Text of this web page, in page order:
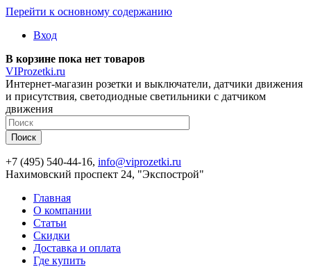
Перейти к основному содержанию
Вход
В корзине пока нет товаров
VIProzetki.ru
Интернет-магазин розетки и выключатели, датчики движения
и присутствия, светодиодные светильники с датчиком
движения
+7 (495) 540-44-16, info@viprozetki.ru
Нахимовский проспект 24, "Экспострой"
Главная
О компании
Статьи
Скидки
Доставка и оплата
Где купить